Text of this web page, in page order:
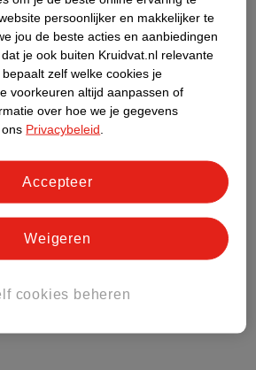
persoonlijker en makkelijker te
jou de beste acties en aanbiedingen
je ook buiten Kruidvat.nl relevante
bepaalt zelf welke cookies je
voorkeuren altijd aanpassen of
over hoe we je gegevens
Privacybeleid
cookies beheren
Weigeren
Accepteer